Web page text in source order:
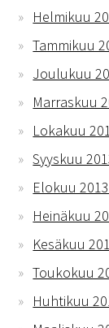
Helmikuu
Tammikuu
Joulukuu
Marraskuu
Lokakuu
Syyskuu
Elokuu 2013
Heinäkuu
Kesäkuu
Toukokuu
Huhtikuu